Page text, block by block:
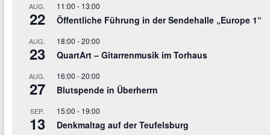
AUG.
22
11:00 - 13:00
Öffentliche Führung in der Sendehalle „Europe 1“
AUG.
23
18:00 -20:00
QuartArt – Gitarrenmusik im Torhaus
AUG.
27
16:00 -20:00
Blutspende in Überherrn
SEP.
13
15:00 - 19:00
Denkmaltag auf der Teufelsburg